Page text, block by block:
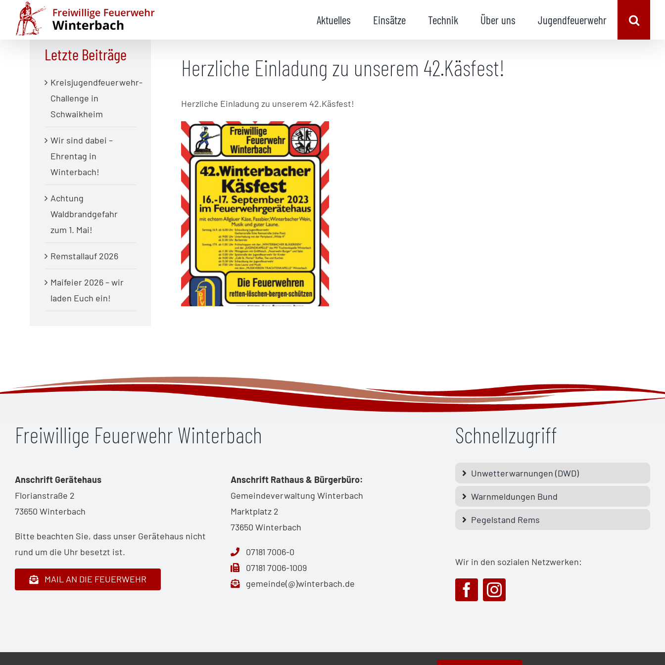
Inhalt
springen
Aktuelles Einsätze Technik Über uns Jugendfeuerwehr
Herzliche Einladung zu unserem 42.Käsfest!
Herzliche Einladung zu unserem 42.Käsfest!
Zurück
Letzte Beiträge
Kreisjugendfeuerwehr-
Challenge in
Schwaikheim
Wir sind dabei –
Ehrentag in
Winterbach!
Achtung
Waldbrandgefahr
zum 1. Mai!
Remstallauf 2026
Maifeier 2026 – wir
laden Euch ein!
Freiwillige Feuerwehr Winterbach
Anschrift Gerätehaus
Florianstraße 2
73650 Winterbach
Bitte beachten Sie, dass unser Gerätehaus nicht
rund um die Uhr besetzt ist.
MAIL AN DIE FEUERWEHR
Anschrift Rathaus & Bürgerbüro:
Gemeindeverwaltung Winterbach
Marktplatz 2
73650 Winterbach
07181 7006-0
07181 7006-1009
gemeinde(@)winterbach.de
Schnellzugriff
Unwetterwarnungen (DWD)
Warnmeldungen Bund
Pegelstand Rems
Wir in den sozialen Netzwerken: